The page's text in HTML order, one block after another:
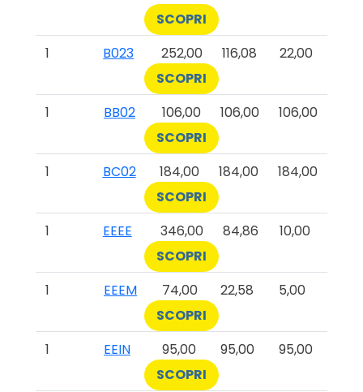
SCOPRI
1
B023 252,00 116,08
22,00
SCOPRI
1
BB02 106,00 106,00
106,00
SCOPRI
1
BC02 184,00 184,00
184,00
SCOPRI
1
EEEE 346,00 84,86
10,00
SCOPRI
1
EEEM 74,00 22,58
5,00
SCOPRI
1
EEIN 95,00 95,00
95,00
SCOPRI